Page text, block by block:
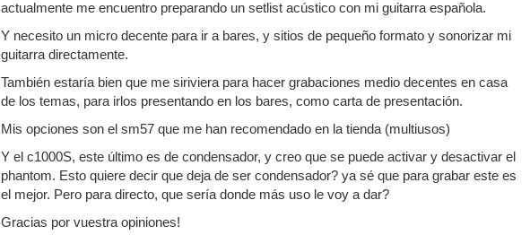
actualmente me encuentro preparando un setlist acústico con mi guitarra española.
Y necesito un micro decente para ir a bares, y sitios de pequeño formato y sonorizar mi
guitarra directamente.
También estaría bien que me siriviera para hacer grabaciones medio decentes en casa
de los temas, para irlos presentando en los bares, como carta de presentación.
Mis opciones son el sm57 que me han recomendado en la tienda (multiusos)
Y el c1000S, este último es de condensador, y creo que se puede activar y desactivar el
phantom. Esto quiere decir que deja de ser condensador? ya sé que para grabar este es
el mejor. Pero para directo, que sería donde más uso le voy a dar?
Gracias por vuestra opiniones!